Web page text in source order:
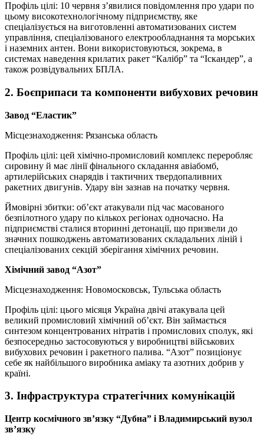
Профіль цілі: 10 червня з’явилися повідомлення про удари по
цьому високотехнологічному підприємству, яке
спеціалізується на виготовленні автоматизованих систем
управління, спеціалізованого електрообладнання та морських
і наземних антен. Вони використовуються, зокрема, в
системах наведення крилатих ракет “Калібр” та “Іскандер”, а
також розвідувальних БПЛА.
2. Боєприпаси та компоненти вибухових речовин
Завод “Еластик”
Місцезнаходження: Рязанська область
Профіль цілі: цей хімічно-промисловий комплекс переробляє
сировину й має лінії фінального складання авіабомб,
артилерійських снарядів і тактичних твердопаливних
ракетних двигунів. Удару він зазнав на початку червня.
Ймовірні збитки: об’єкт атакували під час масованого
безпілотного удару по кількох регіонах одночасно. На
підприємстві сталися вторинні детонації, що призвели до
значних пошкоджень автоматизованих складальних ліній і
спеціалізованих секцій зберігання хімічних речовин.
Хімічний завод “Азот”
Місцезнаходження: Новомосковськ, Тульська область
Профіль цілі: цього місяця Україна двічі атакувала цей
великий промисловий хімічний об’єкт. Він займається
синтезом концентрованих нітратів і промислових сполук, які
безпосередньо застосовуються у виробництві військових
вибухових речовин і ракетного палива. “Азот” позиціонує
себе як найбільшого виробника аміаку та азотних добрив у
країні.
3. Інфраструктура стратегічних комунікацій
Центр космічного зв’язку “Дубна” і Владимирський вузол
зв’язку